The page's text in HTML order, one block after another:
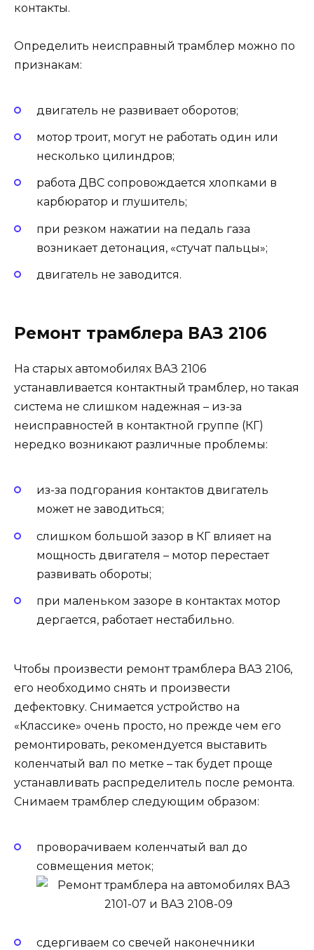
контакты.
Определить неисправный трамблер можно по
признакам:
двигатель не развивает оборотов;
мотор троит, могут не работать один или
несколько цилиндров;
работа ДВС сопровождается хлопками в
карбюратор и глушитель;
при резком нажатии на педаль газа
возникает детонация, «стучат пальцы»;
двигатель не заводится.
Ремонт трамблера ВАЗ 2106
На старых автомобилях ВАЗ 2106
устанавливается контактный трамблер, но такая
система не слишком надежная – из-за
неисправностей в контактной группе (КГ)
нередко возникают различные проблемы:
из-за подгорания контактов двигатель
может не заводиться;
слишком большой зазор в КГ влияет на
мощность двигателя – мотор перестает
развивать обороты;
при маленьком зазоре в контактах мотор
дергается, работает нестабильно.
Чтобы произвести ремонт трамблера ВАЗ 2106,
его необходимо снять и произвести
дефектовку. Снимается устройство на
«Классике» очень просто, но прежде чем его
ремонтировать, рекомендуется выставить
коленчатый вал по метке – так будет проще
устанавливать распределитель после ремонта.
Снимаем трамблер следующим образом:
проворачиваем коленчатый вал до
совмещения меток;
сдергиваем со свечей наконечники